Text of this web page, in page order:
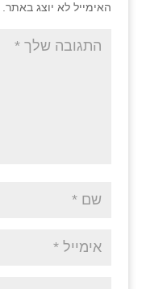
האימייל לא יוצג באתר.